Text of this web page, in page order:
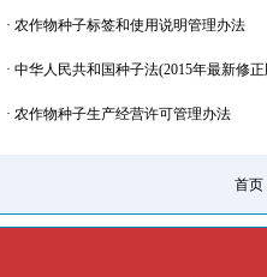
· 农作物种子标签和使用说明管理办法
· 中华人民共和国种子法(2015年最新修
· 农作物种子生产经营许可管理办法
首页